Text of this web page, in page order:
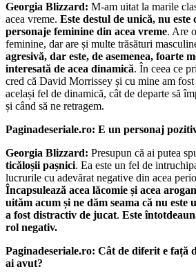
Georgia Blizzard: M-am uitat la marile
acea vreme. Este destul de unică, nu
personaje feminine din acea vreme. Are
feminine, dar are și multe trăsături
agresivă, dar este, de asemenea, foarte
interesată de acea dinamică. În ceea ce
cred că David Morrissey și cu mine am fost
același fel de dinamică, cât de departe să
și când să ne retragem.
Paginadeseriale.ro: E un personaj
Georgia Blizzard: Presupun că ai putea
ticăloșii pașnici. Ea este un fel de
lucrurile cu adevărat negative din acea
Încapsulează acea lăcomie și acea
uităm acum și ne dăm seama că nu este
a fost distractiv de jucat. Este
rol negativ.
Paginadeseriale.ro: Cât de diferit e față
ai avut?